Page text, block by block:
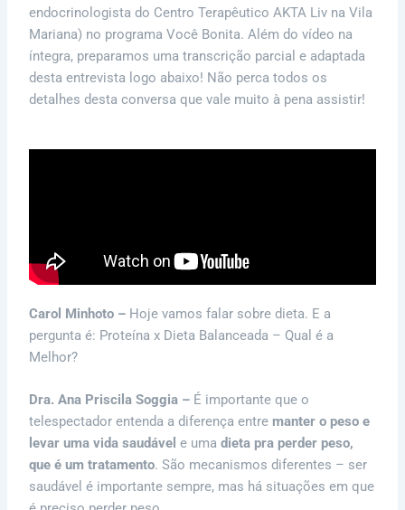
endocrinologista do Centro Terapêutico AKTA Liv na Vila
Mariana) no programa Você Bonita. Além do vídeo na
íntegra, preparamos uma transcrição parcial e adaptada
desta entrevista logo abaixo! Não perca todos os
detalhes desta conversa que vale muito à pena assistir!
Carol Minhoto – Hoje vamos falar sobre dieta. E a
pergunta é: Proteína x Dieta Balanceada – Qual é a
Melhor?
Dra. Ana Priscila Soggia – É importante que o
telespectador entenda a diferença entre manter o peso e
levar uma vida saudável e umadieta pra perder peso,
que é um tratamento. São mecanismos diferentes – ser
saudável é importante sempre, mas há situações em que